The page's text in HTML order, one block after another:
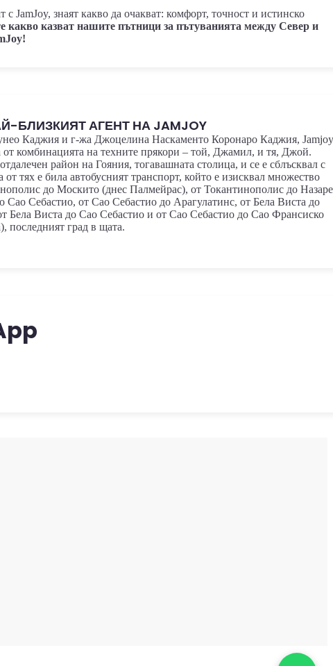
с JamJoy, знаят какво да очакват: комфорт, точност и истинско
какво казват нашите пътници за пътуванията между Север и
БЛИЗКИЯТ АГЕНТ НА JAMJOY
Каджия и г-жа Джоцелина Наскаменто Коронаро Каджия,
комбинацията на техните прякори – той, Джамил, и тя, Джой.
район на Гояния, тогавашната столица, и се е сблъсквал с
тях е била автобусният транспорт, който е изисквал множество
до Москито (днес Палмейрас), от Токантинополис до
Сао Себастио, от Сао Себастио до Арагулатинс, от Бела Виста до
Бела Виста до Сао Себастио и от Сао Себастио до Сао Франсиско
последният град в щата.